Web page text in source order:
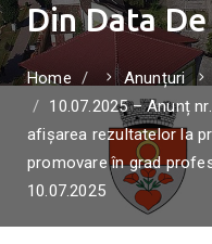
Din Data
Home Anunțuri
10.07.2025 – Anunț
afișarea rezultatelor la
promovare în grad
10.07.2025